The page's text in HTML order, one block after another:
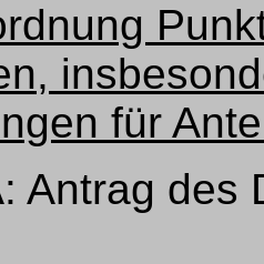
für
Antrag des